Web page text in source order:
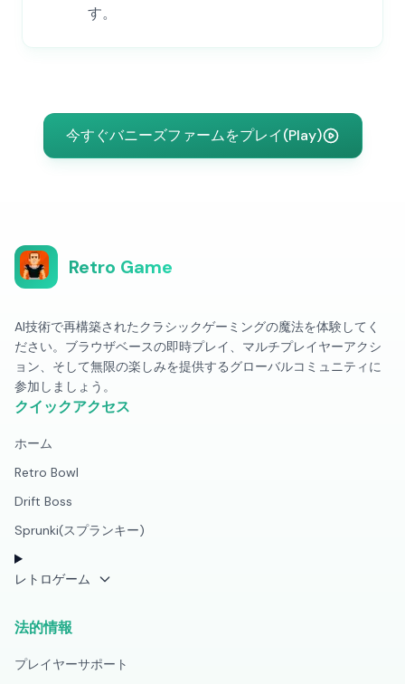
す。
今すぐバニーズファームをプレイ(Play)
Retro Game
AI技術で再構築されたクラシックゲーミングの魔法を体験してく
ださい。ブラウザベースの即時プレイ、マルチプレイヤーアクシ
ョン、そして無限の楽しみを提供するグローバルコミュニティに
参加しましょう。
クイックアクセス
ホーム
Retro Bowl
Drift Boss
Sprunki(スプランキー)
レトロゲーム
法的情報
プレイヤーサポート